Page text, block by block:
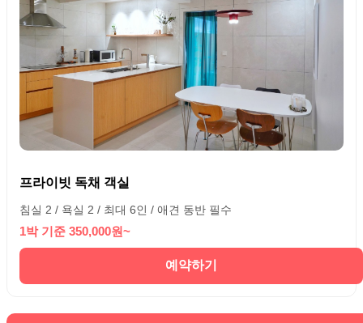
프라이빗 독채 객실
침실 2 / 욕실 2 / 최대 6인 / 애견 동반 필수
1박 기준 350,000원~
예약하기